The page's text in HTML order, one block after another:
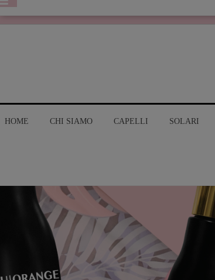
HOME CHI SIAMO CAPELLI SOLARI